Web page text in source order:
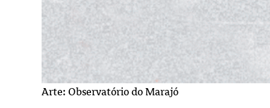
Arte: Observatório do Marajó